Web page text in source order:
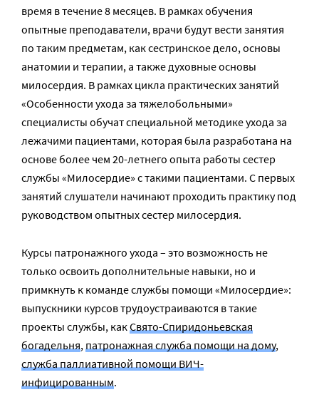
время в течение 8 месяцев. В рамках обучения
опытные преподаватели, врачи будут вести занятия
по таким предметам, как сестринское дело, основы
анатомии и терапии, а также духовные основы
милосердия. В рамках цикла практических занятий
«Особенности ухода за тяжелобольными»
специалисты обучат специальной методике ухода за
лежачими пациентами, которая была разработана на
основе более чем 20-летнего опыта работы сестер
службы «Милосердие» с такими пациентами. С первых
занятий слушатели начинают проходить практику под
руководством опытных сестер милосердия.
Курсы патронажного ухода – это возможность не
только освоить дополнительные навыки, но и
примкнуть к команде службы помощи «Милосердие»:
выпускники курсов трудоустраиваются в такие
проекты службы, какСвято-Спиридоньевская
богадельня,патронажная служба помощи на дому,
служба паллиативной помощи ВИЧ-
инфицированным.